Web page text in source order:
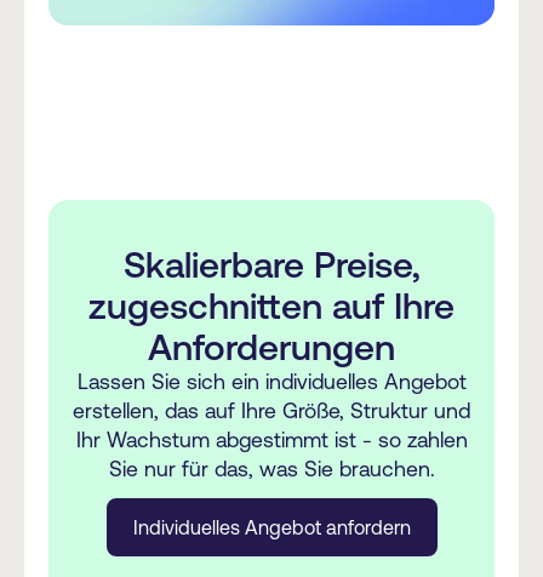
Skalierbare Preise,
zugeschnitten auf Ihre
Anforderungen
Lassen Sie sich ein individuelles Angebot
erstellen, das auf Ihre Größe, Struktur und
Ihr Wachstum abgestimmt ist - so zahlen
Sie nur für das, was Sie brauchen.
Individuelles Angebot anfordern